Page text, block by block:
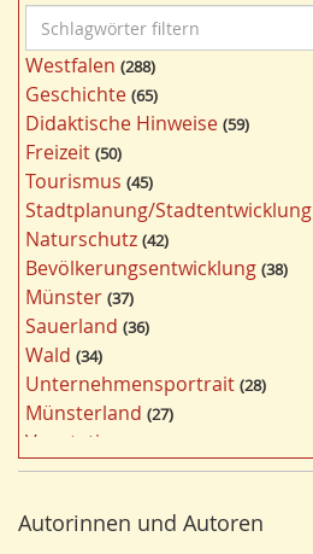
c
h
l
a
g
w
ö
r
t
e
r
f
i
l
t
r
n
Westfalen 288
Geschichte 65
Didaktische Hinweise 59
Freizeit 50
Tourismus 45
Stadtplanung/Stadtentwicklung
Naturschutz 42
Bevölkerungsentwicklung 38
Münster 37
Sauerland 36
Wald 34
Unternehmensportrait 28
Münsterland 27
Vegetation
Nordrhein-Westfalen 25
Bildung 24
Autorinnen und Autoren